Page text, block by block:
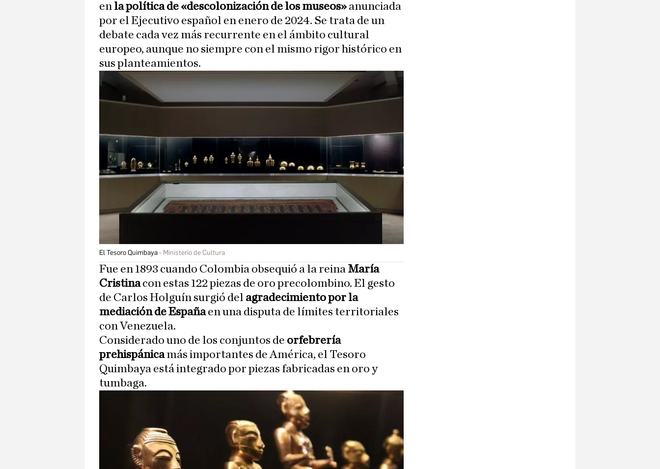
en la política de «descolonización de los museos» anunciada
por el Ejecutivo español en enero de 2024. Se trata de un
debate cada vez más recurrente en el ámbito cultural
europeo, aunque no siempre con el mismo rigor histórico en
sus planteamientos.
El Tesoro Quimbaya Ministerio de Cultura
Fue en 1893 cuando Colombia obsequió a la reina María
Cristinacon estas 122 piezas de oro precolombino. El gesto
de Carlos Holguín surgió del agradecimiento por la
mediación de Españaen una disputa de límites territoriales
con Venezuela.
Considerado uno de los conjuntos de orfebrería
prehispánicamás importantes de América, el Tesoro
Quimbaya está integrado por piezas fabricadas en oro y
tumbaga.